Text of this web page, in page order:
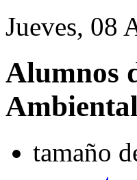
Jueves, 08
Alumnos
tamaño